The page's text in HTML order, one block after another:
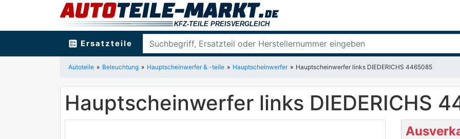
ballot Ersatzteile
Autoteile Beleuchtung Hauptscheinwerfer & -teile Hauptscheinwerfer Hauptscheinwerfer links DIEDERICHS 4465085
Hauptscheinwerfer links DIEDERICHS